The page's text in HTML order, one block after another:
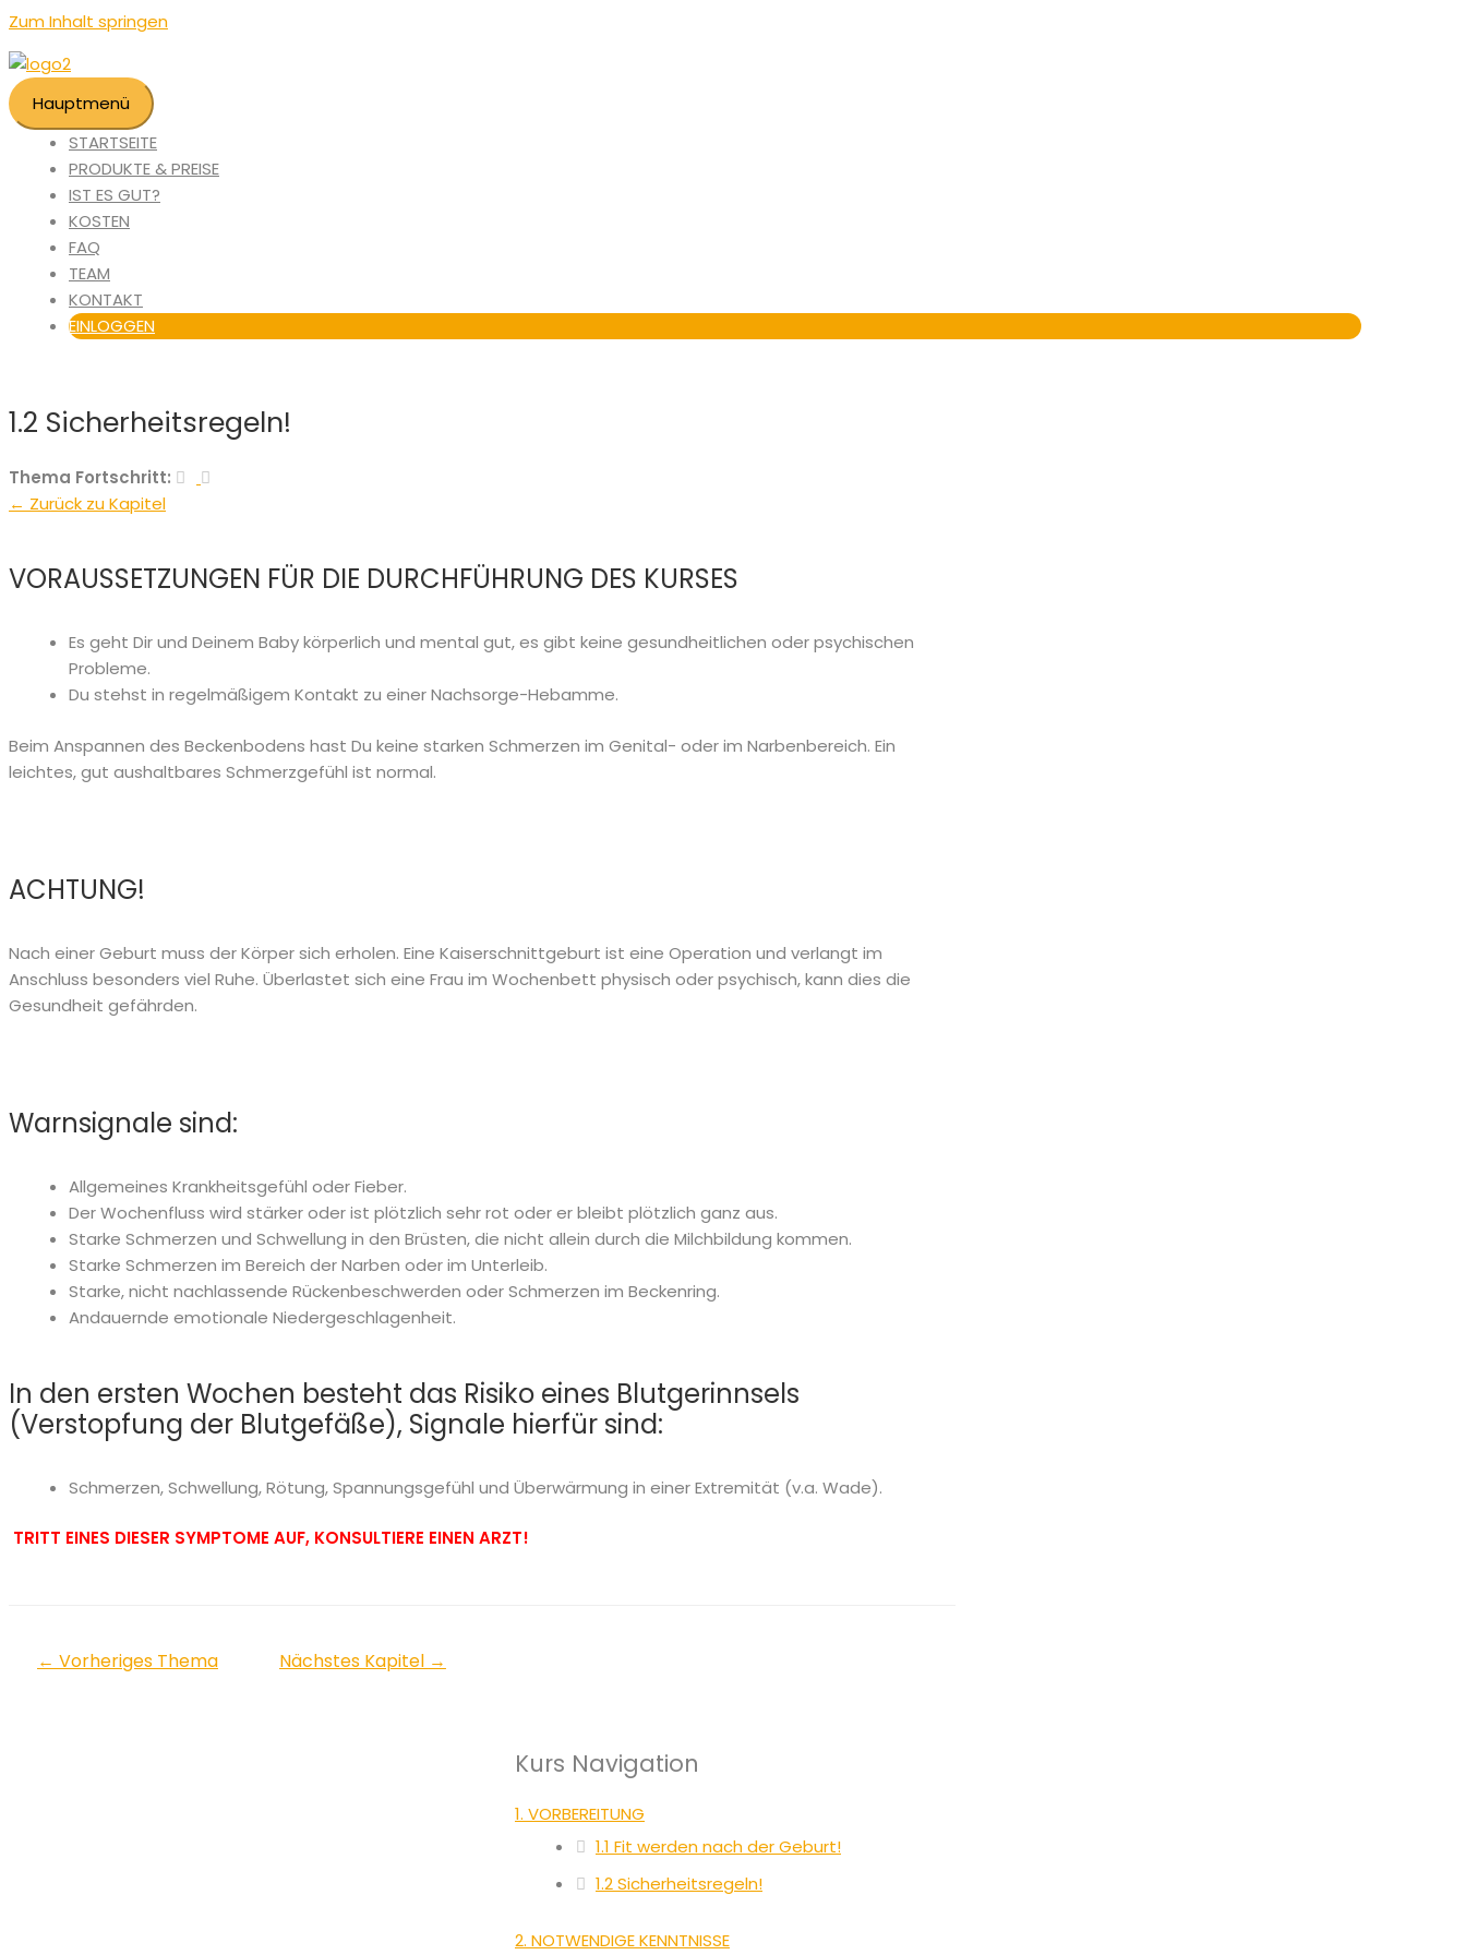
Zum Inhalt springen
Hauptmenü
STARTSEITE
PRODUKTE & PREISE
IST ES GUT?
KOSTEN
FAQ
TEAM
KONTAKT
EINLOGGEN
1.2 Sicherheitsregeln!
Thema Fortschritt:
← Zurück zu Kapitel
VORAUSSETZUNGEN FÜR DIE DURCHFÜHRUNG DES KURSES
Es geht Dir und Deinem Baby körperlich und mental gut, es gibt keine gesundheitlichen oder psychischen
Probleme.
Du stehst in regelmäßigem Kontakt zu einer Nachsorge-Hebamme.
Beim Anspannen des Beckenbodens hast Du keine starken Schmerzen im Genital- oder im Narbenbereich. Ein
leichtes, gut aushaltbares Schmerzgefühl ist normal.
ACHTUNG!
Nach einer Geburt muss der Körper sich erholen. Eine Kaiserschnittgeburt ist eine Operation und verlangt im
Anschluss besonders viel Ruhe. Überlastet sich eine Frau im Wochenbett physisch oder psychisch, kann dies die
Gesundheit gefährden.
Warnsignale sind:
Allgemeines Krankheitsgefühl oder Fieber.
Der Wochenfluss wird stärker oder ist plötzlich sehr rot oder er bleibt plötzlich ganz aus.
Starke Schmerzen und Schwellung in den Brüsten, die nicht allein durch die Milchbildung kommen.
Starke Schmerzen im Bereich der Narben oder im Unterleib.
Starke, nicht nachlassende Rückenbeschwerden oder Schmerzen im Beckenring.
Andauernde emotionale Niedergeschlagenheit.
In den ersten Wochen besteht das Risiko eines Blutgerinnsels
(Verstopfung der Blutgefäße), Signale hierfür sind:
Schmerzen, Schwellung, Rötung, Spannungsgefühl und Überwärmung in einer Extremität (v.a. Wade).
TRITT EINES DIESER SYMPTOME AUF, KONSULTIERE EINEN ARZT!
← Vorheriges Thema Nächstes Kapitel →
Kurs Navigation
1. VORBEREITUNG
1.1 Fit werden nach der Geburt!
1.2 Sicherheitsregeln!
2. NOTWENDIGE KENNTNISSE